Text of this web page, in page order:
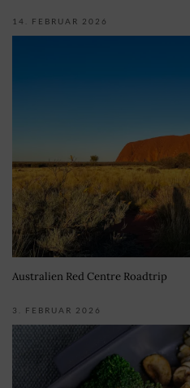
14. FEBRUAR 2026
Australien Red Centre Roadtrip
3. FEBRUAR 2026